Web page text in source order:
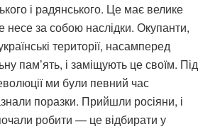
і радянського. Це має велике
несе за собою наслідки. Окупанти,
території, насамперед
пам’ять, і заміщують це своїм. Під
ми були певний час
поразки. Прийшли росіяни, і
робити — це відбирати у